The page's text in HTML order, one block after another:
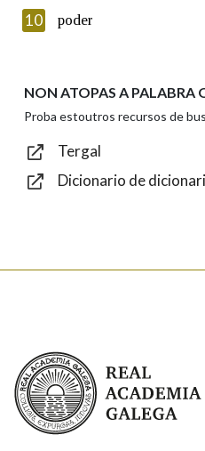
Enviar
10 poder
NON ATOPAS A PALABRA
Proba estoutros recursos de
Tergal
Dicionario de
Real Academia Galega